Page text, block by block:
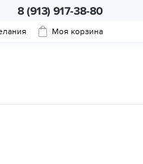
Моя корзина
8 (913) 917-38-80